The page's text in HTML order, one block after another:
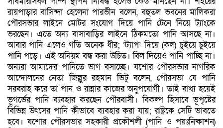
রায়পাড়ার বাসিন্দা হেলেনা পারভীন বলেন, বহুতল ভবনের মালিকরা
পৌরসভার লাইনে মোটর সংযোগ দিয়ে পানি টেনে নিয়ে ট্যাংকে
ভরছেন। এতে অন্য বাসাবাড়ির লাইনে ঠিকমতো পানি আসছে না।
আবার পানি এলেও গতি অনেক ধীর; ‘ট্যাপ’ দিয়ে (কল) চুইয়ে চুইয়ে
পানি পড়ে। এই অনিয়ম বন্ধ করা উচিত। বিল দিয়েও পানি পাচ্ছি না।
অন্যরা আমাদের পানিতে ভাগ বসাচ্ছে। যশোর পৌরসভার নাগরিক
আন্দোলনের নেতা জিল্লুর রহমান ভিটু বলেন, পৌরসভা যে পানি
সরবরাহ করে তা পান ও রান্নার কাজের অনুপযোগী। তাই বাধ্য হয়েই
ভূগর্ভের পানি ব্যবহার করছেন পৌরবাসী। বিকল্প হিসাবে ভূপৃষ্টের
বিভিন্ন উৎসের পানি কীভাবে ব্যবহার করা যায়; রাষ্ট্রকে সেটি ভাবতে
হবে। যশোর পৌরসভার সহকারী প্রকৌশলী (পানি ও পয়ঃনিষ্কাশন)